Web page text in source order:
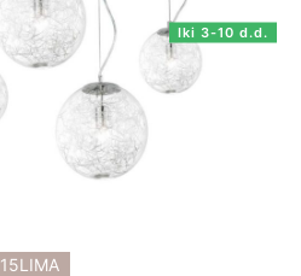
15LIMA
Iki 3-10 d.d.